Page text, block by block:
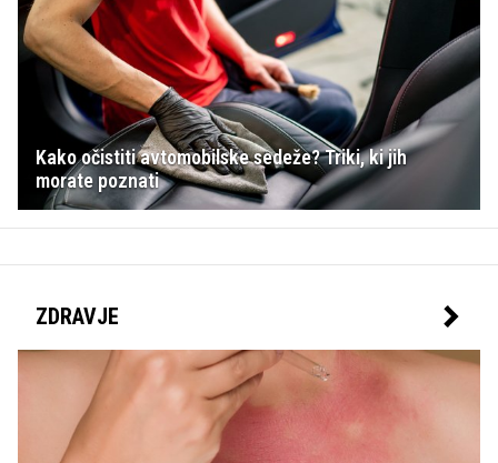
Kako očistiti avtomobilske sedeže? Triki, ki jih
morate poznati
ZDRAVJE